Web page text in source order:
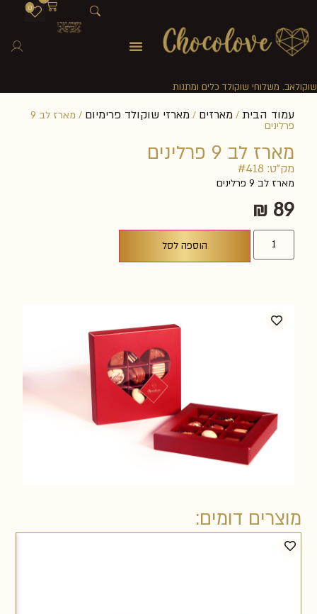
שוקולאב. משלוחי שוקולד כלים ומתנות
0
עמוד הבית / מארזים / מארזי שוקולד פרימיום / מארז לב 9
פרלינים
מארז לב 9 פרלינים
מק"ט: #418
מארז לב 9 פרלינים
₪89
הוספה לסל
מוצרים דומים: